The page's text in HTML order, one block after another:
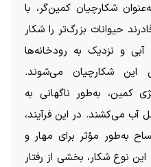
شکارچیان کمین‌گر، با
حیوانات بزرگ‌تر را شکار
و نزدیک به رودخانه‌ها
این شکارچیان می‌شوند.
کمین، به‌طور ناگهانی به
آب می‌کشند. در این فرآیند،
به‌طور مؤثر برای مهار و
نوع شکار، بخشی از رفتار